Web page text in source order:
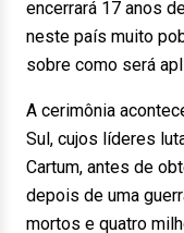
encerrará 17 anos
neste país muito
sobre como será
A cerimônia
Sul, cujos líderes
Cartum, antes de
depois de uma
mortos e quatro